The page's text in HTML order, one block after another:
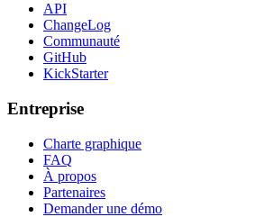
API
ChangeLog
Communauté
GitHub
KickStarter
Entreprise
Charte graphique
FAQ
À propos
Partenaires
Demander une démo